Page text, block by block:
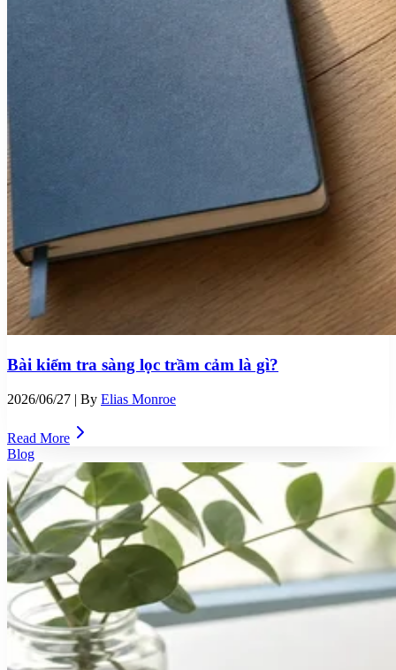
Bài kiểm tra sàng lọc trầm cảm là gì?
2026/06/27 | By Elias Monroe
Read More
Blog